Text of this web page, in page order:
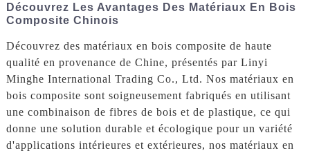
Découvrez Les Avantages Des Matériaux En Bois
Composite Chinois
Découvrez des matériaux en bois composite de haute
qualité en provenance de Chine, présentés par Linyi
Minghe International Trading Co., Ltd. Nos matériaux en
bois composite sont soigneusement fabriqués en utilisant
une combinaison de fibres de bois et de plastique, ce qui
donne une solution durable et écologique pour un variété
d'applications intérieures et extérieures, nos matériaux en